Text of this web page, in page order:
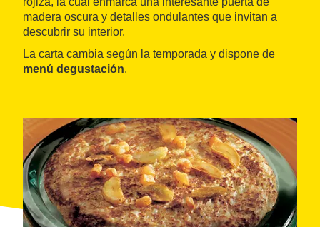
madera oscura y detalles ondulantes que invitan a
descubrir su interior.
La carta cambia según la temporada y dispone de
menú degustación.